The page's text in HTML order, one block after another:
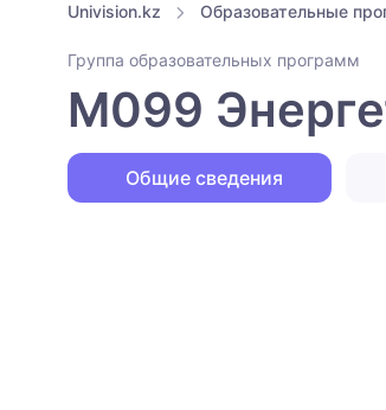
Univision.kz Образовательные
Группа образовательных программ
M099
Общие сведения